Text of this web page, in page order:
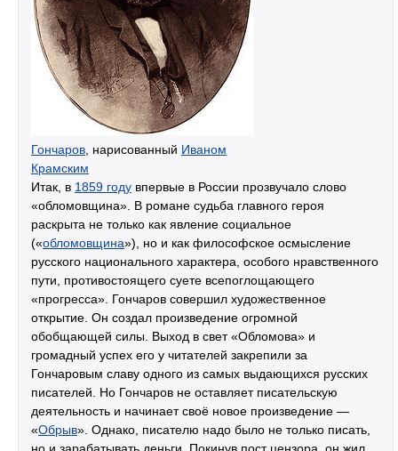
Гончаров , нарисованный Иваном
Крамским
Итак, в 1859 году впервые в России прозвучало слово
«обломовщина». В романе судьба главного героя
раскрыта не только как явление социальное
(«обломовщина»), но и как философское осмысление
русского национального характера, особого нравственного
пути, противостоящего суете всепоглощающего
«прогресса». Гончаров совершил художественное
открытие. Он создал произведение огромной
обобщающей силы. Выход в свет «Обломова» и
громадный успех его у читателей закрепили за
Гончаровым славу одного из самых выдающихся русских
писателей. Но Гончаров не оставляет писательскую
деятельность и начинает своё новое произведение —
«Обрыв». Однако, писателю надо было не только писать,